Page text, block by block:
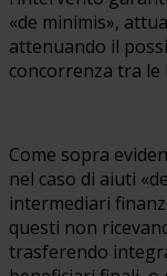
«de minimis»,
attenuando il
concorrenza tra le
Come sopra
nel caso di aiuti
intermediari
questi non
trasferendo